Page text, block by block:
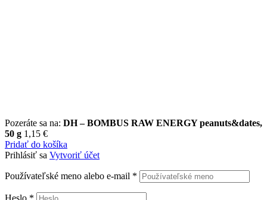
Pozeráte sa na: DH – BOMBUS RAW ENERGY peanuts&dates,
50 g 1,15 €
Pridať do košíka
Prihlásiť sa Vytvoriť účet
Používateľské meno alebo e-mail *